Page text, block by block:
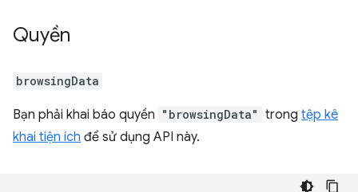
Quyền
browsingData
Bạn phải khai báo quyền "browsingData" trong tệp kê
khai tiện ích để sử dụng API này.